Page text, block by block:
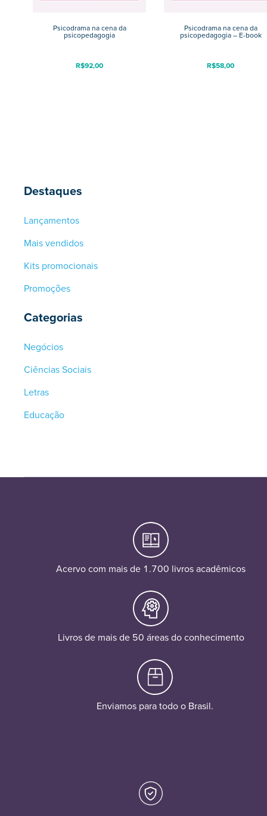
Destaques
Lançamentos
Mais vendidos
Kits promocionais
Promoções
Categorias
Negócios
Ciências Sociais
Letras
Educação
Psicodrama na cena da
psicopedagogia
R$92,00
Psicodrama na cena da
psicopedagogia – E-book
R$58,00
Acervo com mais de 1.700 livros acadêmicos
Livros de mais de 50 áreas do conhecimento
Enviamos para todo o Brasil.